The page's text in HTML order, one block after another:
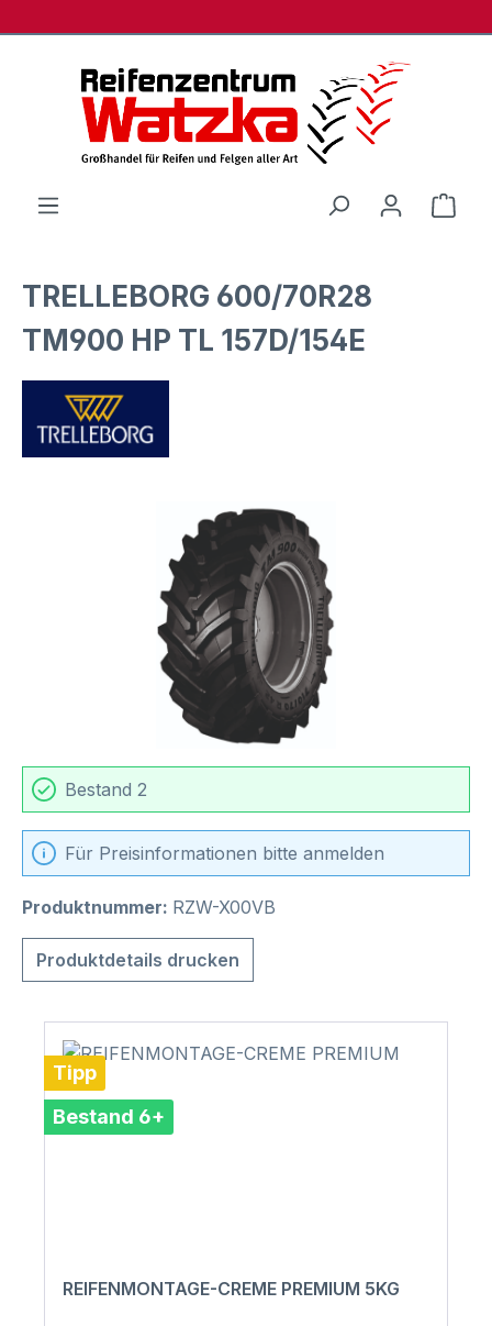
TRELLEBORG 600/70R28
TM900 HP TL 157D/154E
Bildergalerie überspringen
Bestand 2
Für Preisinformationen bitte anmelden
Produktnummer: RZW-X00VB
Produktdetails drucken
Tipp
Bestand 6+
REIFENMONTAGE-CREME PREMIUM 5KG